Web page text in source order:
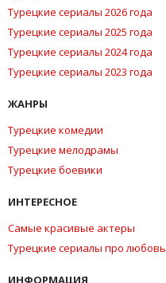
Турецкие сериалы 2026 года
Турецкие сериалы 2025 года
Турецкие сериалы 2024 года
Турецкие сериалы 2023 года
ЖАНРЫ
Турецкие комедии
Турецкие мелодрамы
Турецкие боевики
ИНТЕРЕСНОЕ
Самые красивые актеры
Турецкие сериалы про любовь
ИНФОРМАЦИЯ